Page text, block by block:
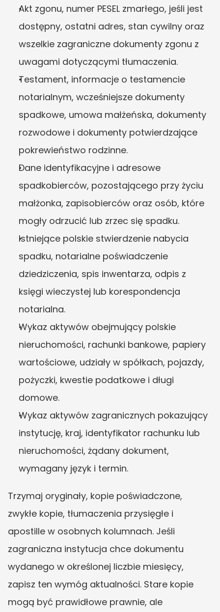
Akt zgonu, numer PESEL zmarłego, jeśli jest
dostępny, ostatni adres, stan cywilny oraz
wszelkie zagraniczne dokumenty zgonu z
uwagami dotyczącymi tłumaczenia.
Testament, informacje o testamencie
notarialnym, wcześniejsze dokumenty
spadkowe, umowa małżeńska, dokumenty
rozwodowe i dokumenty potwierdzające
pokrewieństwo rodzinne.
Dane identyfikacyjne i adresowe
spadkobierców, pozostającego przy życiu
małżonka, zapisobierców oraz osób, które
mogły odrzucić lub zrzec się spadku.
Istniejące polskie stwierdzenie nabycia
spadku, notarialne poświadczenie
dziedziczenia, spis inwentarza, odpis z
księgi wieczystej lub korespondencja
notarialna.
Wykaz aktywów obejmujący polskie
nieruchomości, rachunki bankowe, papiery
wartościowe, udziały w spółkach, pojazdy,
pożyczki, kwestie podatkowe i długi
domowe.
Wykaz aktywów zagranicznych pokazujący
instytucję, kraj, identyfikator rachunku lub
nieruchomości, żądany dokument,
wymagany język i termin.
Trzymaj oryginały, kopie poświadczone,
zwykłe kopie, tłumaczenia przysięgłe i
apostille w osobnych kolumnach. Jeśli
zagraniczna instytucja chce dokumentu
wydanego w określonej liczbie miesięcy,
zapisz ten wymóg aktualności. Stare kopie
mogą być prawidłowe prawnie, ale